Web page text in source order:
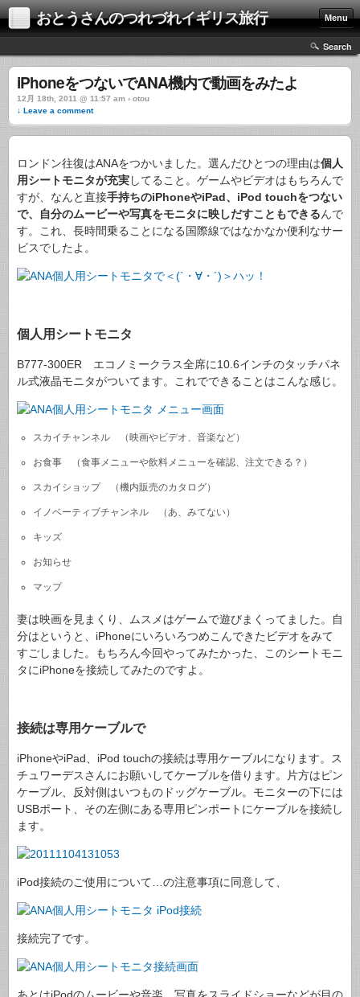
おとうさんのつれづれイギリス旅行 Menu
Search
iPhoneをつないでANA機内で動画をみたよ
12月 18th, 2011 @ 11:57 am › otou
↓ Leave a comment
ロンドン往復はANAをつかいました。選んだひとつの理由は個人
用シートモニタが充実してること。ゲームやビデオはもちろんで
すが、なんと直接手持ちのiPhoneやiPad、iPod touchをつない
で、自分のムービーや写真をモニタに映しだすこともできるんで
す。これ、長時間乗ることになる国際線ではなかなか便利なサー
ビスでしたよ。
個人用シートモニタ
B777-300ER エコノミークラス全席に10.6インチのタッチパネ
ル式液晶モニタがついてます。これでできることはこんな感じ。
スカイチャンネル （映画やビデオ、音楽など）
お食事 （食事メニューや飲料メニューを確認、注文できる？）
スカイショップ （機内販売のカタログ）
イノベーティブチャンネル （あ、みてない）
キッズ
お知らせ
マップ
妻は映画を見まくり、ムスメはゲームで遊びまくってました。自
分はというと、iPhoneにいろいろつめこんできたビデオをみて
すごしました。もちろん今回やってみたかった、このシートモニ
タにiPhoneを接続してみたのですよ。
接続は専用ケーブルで
iPhoneやiPad、iPod touchの接続は専用ケーブルになります。ス
チュワーデスさんにお願いしてケーブルを借ります。片方はピン
ケーブル、反対側はいつものドッグケーブル。モニターの下には
USBポート、その左側にある専用ピンポートにケーブルを接続し
ます。
iPod接続のご使用について…の注意事項に同意して、
接続完了です。
あとはiPodのムービーや音楽、写真をスライドショーなどが目の